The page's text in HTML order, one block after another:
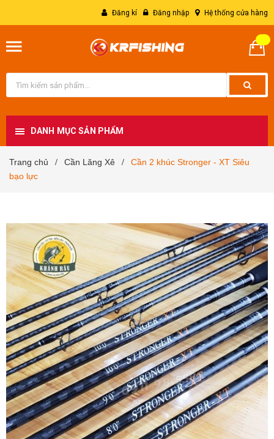
Đăng kí Đăng nhập Hệ thống cửa hàng
DANH MỤC SẢN PHẨM
Trang chủ / Cần Lăng Xê /
Cần 2 khúc Stronger - XT Siêu
bạo lực